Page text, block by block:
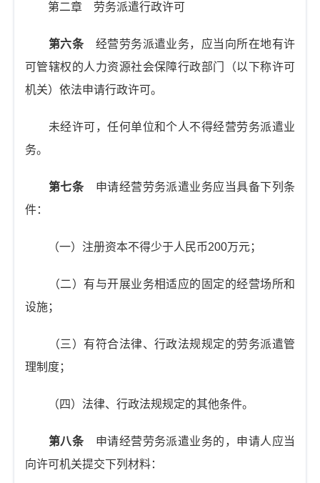
第二章 劳务派遣行政许可
第六条经营劳务派遣业务，应当向所在地有许
可管辖权的人力资源社会保障行政部门（以下称许可
机关）依法申请行政许可。
未经许可，任何单位和个人不得经营劳务派遣业
务。
第七条申请经营劳务派遣业务应当具备下列条
件：
（一）注册资本不得少于人民币200万元；
（二）有与开展业务相适应的固定的经营场所和
设施；
（三）有符合法律、行政法规规定的劳务派遣管
理制度；
（四）法律、行政法规规定的其他条件。
第八条申请经营劳务派遣业务的，申请人应当
向许可机关提交下列材料：